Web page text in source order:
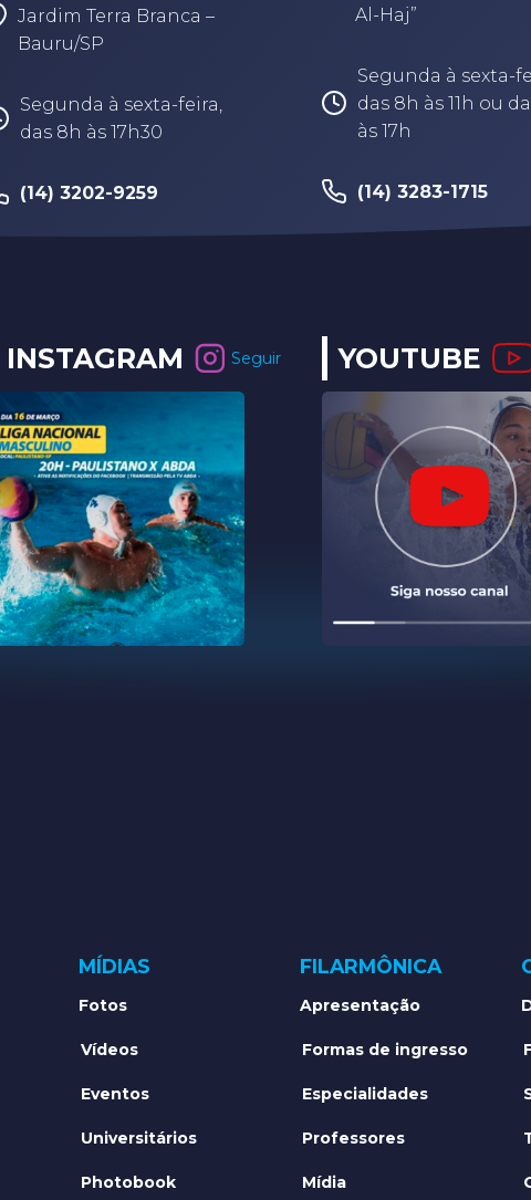
Jardim Terra Branca –
Bauru/SP
Segunda à sexta-feira,
das 8h às 17h30
(14) 3202-9259
Al-Haj”
Segunda à sexta-
das 8h às 11h ou
às 17h
(14) 3283-1715
INSTAGRAM Seguir YOUTUBE
MÍDIAS
Fotos
Vídeos
Eventos
Universitários
Photobook
FILARMÔNICA
Apresentação
Formas de ingresso
Especialidades
Professores
Mídia